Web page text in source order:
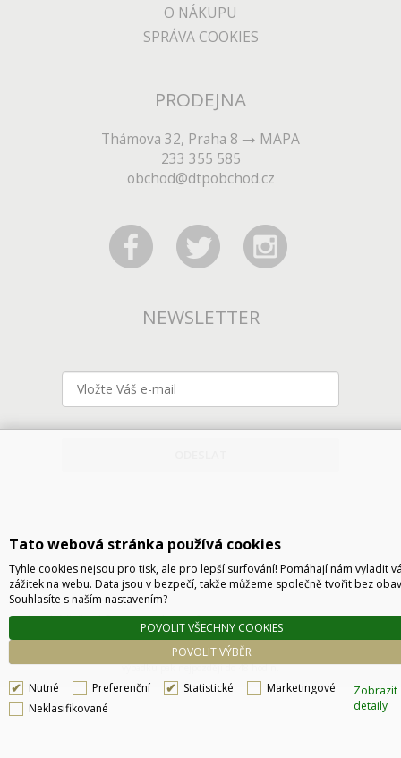
O NÁKUPU
SPRÁVA COOKIES
PRODEJNA
Thámova 32, Praha 8
MAPA
233 355 585
obchod@dtpobchod.cz
NEWSLETTER
Technické řešení © 2026 CyberSoft s.r.o.
Podle zákona o evidenci tržeb je prodávající povinen vystavit kupujícímu účtenku. Zároveň
je povinen zaevidovat přijatou tržbu u správce daně online, v případě technického
výpadku pak nejpozději do 48 hodin.
Tato webová stránka používá cookies
Tyhle cookies nejsou pro tisk, ale pro lepší surfování! Pomáhají nám vyladit
zážitek na webu. Data jsou v bezpečí, takže můžeme společně tvořit bez
Souhlasíte s naším nastavením?
POVOLIT VÝBĚR
POVOLIT VŠECHNY COOKIES
Nutné Preferenční Statistické
Marketingové
Neklasifikované
Zobrazit
detaily